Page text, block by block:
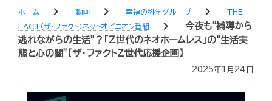
ホーム chevron_right 動画 chevron_right 幸福の科学グループ chevron_right
THE
FACT（ザ・ファクト）ネットオピニオン番組
chevron_right
今夜も“補導から
逃れながらの生活”？「Z世代のネオホームレス」の“生活実
態と心の闇”【ザ・ファクトZ世代応援企画】
2025年1月24日